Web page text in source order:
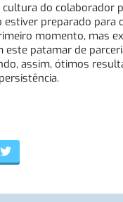
cultura do colaborador
estiver preparado para
momento, mas
este patamar de
assim, ótimos